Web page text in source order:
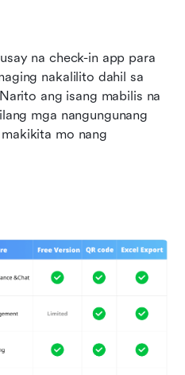
na check-in app para
nakalilito dahil sa
ang isang mabilis na
mga nangungunang
mo nang